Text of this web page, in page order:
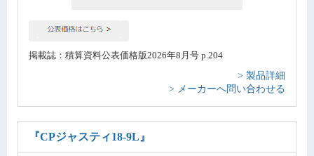
掲載誌：積算資料公表価格版2026年8月号 p.204
> 製品詳細
> メーカーへ問い合わせる
『CPジャスティ18-9L』